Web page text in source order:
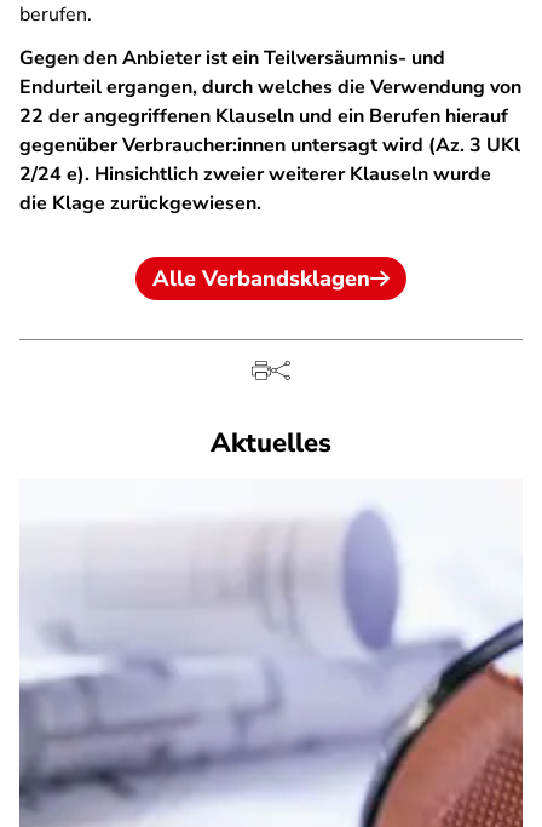
berufen.
Gegen den Anbieter ist ein Teilversäumnis- und
Endurteil ergangen, durch welches die Verwendung von
22 der angegriffenen Klauseln und ein Berufen hierauf
gegenüber Verbraucher:innen untersagt wird (Az. 3 UKl
2/24 e). Hinsichtlich zweier weiterer Klauseln wurde
die Klage zurückgewiesen.
Alle Verbandsklagen
Aktuelles